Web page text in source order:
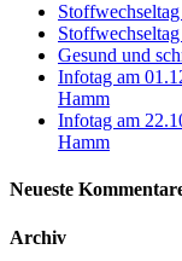
Gesund und
Infotag am
Hamm
Infotag am
Hamm
Neueste
Archiv